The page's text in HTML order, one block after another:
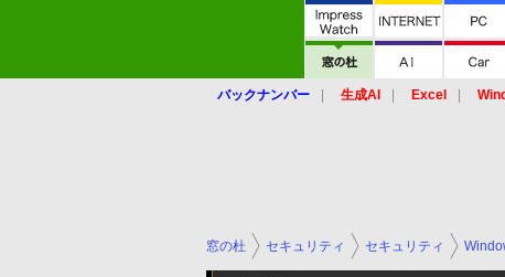
バックナンバー 生成AI Excel
窓の杜 セキュリティ セキュリティ